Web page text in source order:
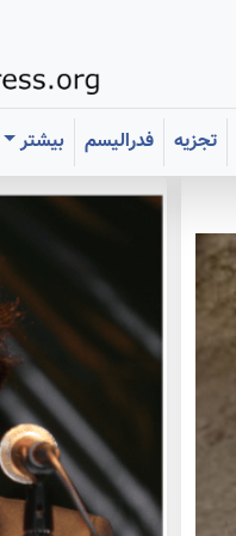
تجزیه فدرالیسم
بیشتر